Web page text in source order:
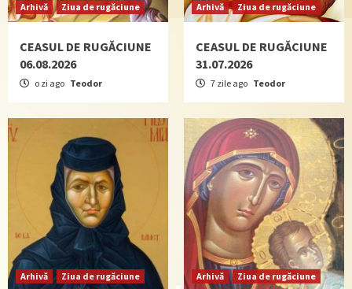
Arhivă Ziua de rugăciune
CEASUL DE RUGĂCIUNE
06.08.2026
o zi ago Teodor
Arhivă Ziua de rugăciune
CEASUL DE RUGĂCIUNE
31.07.2026
7 zile ago Teodor
Arhivă Ziua de rugăciune Arhivă Ziua de rugăciune